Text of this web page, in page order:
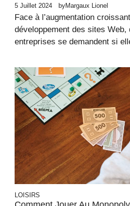
5 Juillet 2024 byMargaux Lionel
Face à l’augmentation
développement des sites Web,
entreprises se demandent si
LOISIRS